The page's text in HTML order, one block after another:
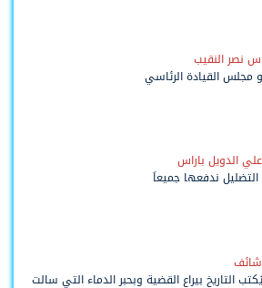
نصر النقيب
مجلس القيادة الرئاسي
الدويل باراس
التضليل ندفعها جميعاً
التاريخ بيراع القضية وبحبر الدماء التي سالت